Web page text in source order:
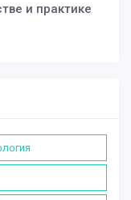
и практике